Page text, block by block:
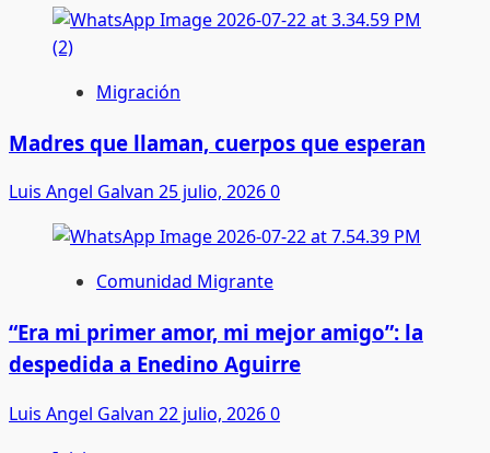
Migración
Madres que llaman, cuerpos que esperan
Luis Angel Galvan 25 julio, 20260
Comunidad Migrante
“Era mi primer amor, mi mejor amigo”: la
despedida a Enedino Aguirre
Luis Angel Galvan 22 julio, 20260